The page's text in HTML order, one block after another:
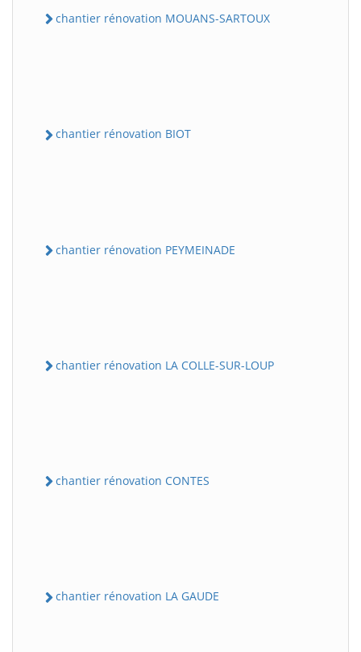
chantier rénovation MOUANS-SARTOUX
chantier rénovation BIOT
chantier rénovation PEYMEINADE
chantier rénovation LA COLLE-SUR-LOUP
chantier rénovation CONTES
chantier rénovation LA GAUDE